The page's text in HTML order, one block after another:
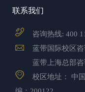
联系我们
咨询热线: 400
蓝带国际校区咨
蓝带上海总部咨
校区地址： 中